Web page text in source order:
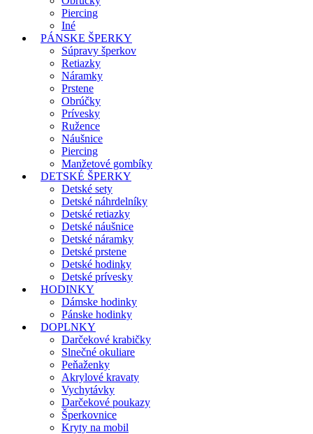
Piercing
Iné
PÁNSKE ŠPERKY
Súpravy šperkov
Retiazky
Náramky
Prstene
Obrúčky
Prívesky
Ružence
Náušnice
Piercing
Manžetové gombíky
DETSKÉ ŠPERKY
Detské sety
Detské náhrdelníky
Detské retiazky
Detské náušnice
Detské náramky
Detské prstene
Detské hodinky
Detské prívesky
HODINKY
Dámske hodinky
Pánske hodinky
DOPLNKY
Darčekové krabičky
Slnečné okuliare
Peňaženky
Akrylové kravaty
Vychytávky
Darčekové poukazy
Šperkovnice
Kryty na mobil